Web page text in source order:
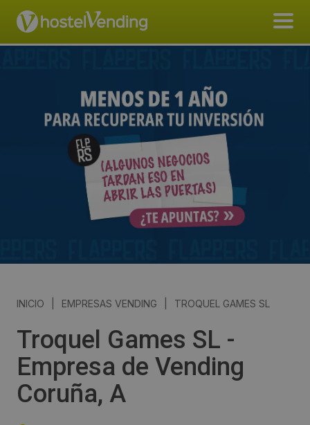
INICIO EMPRESAS VENDING TROQUEL GAMES SL
Troquel Games SL -
Empresa de Vending
Coruña, A